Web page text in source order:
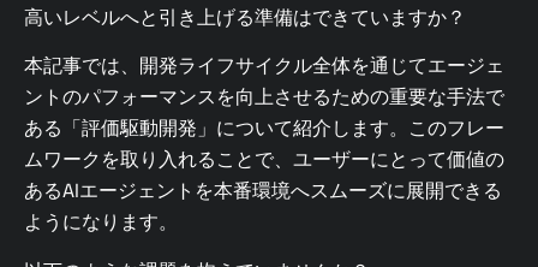
高いレベルへと引き上げる準備はできていますか？
本記事では、開発ライフサイクル全体を通じてエージェ
ントのパフォーマンスを向上させるための重要な手法で
ある「評価駆動開発」について紹介します。このフレー
ムワークを取り入れることで、ユーザーにとって価値の
あるAIエージェントを本番環境へスムーズに展開できる
ようになります。